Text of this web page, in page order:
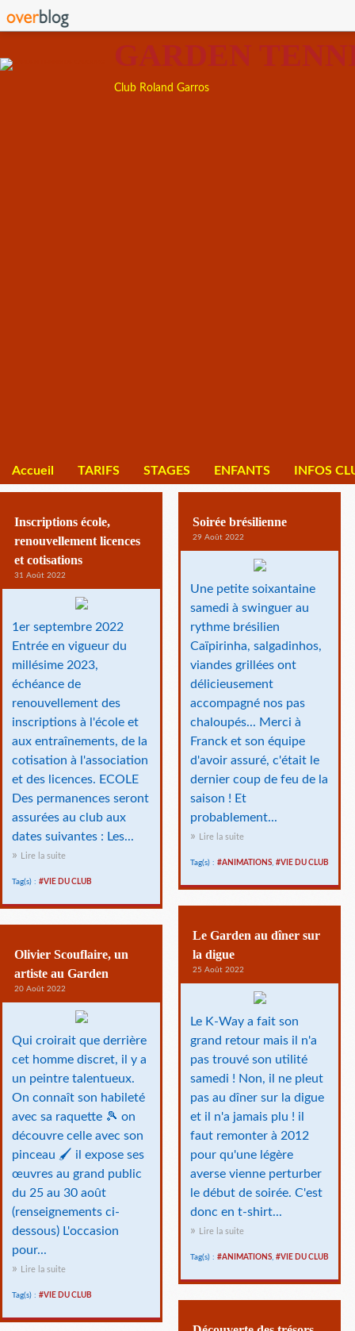
GARDEN
Club Roland Garros
Accueil TARIFS STAGES ENFANTS INFOS
Inscriptions école,
renouvellement licences
et cotisations
31 Août 2022
1er septembre 2022
Entrée en vigueur du
millésime 2023,
échéance de
renouvellement des
inscriptions à l'école et
aux entraînements, de la
cotisation à l'association
et des licences. ECOLE
Des permanences seront
assurées au club aux
dates suivantes : Les...
Lire la suite
Tag(s) : #VIE DU CLUB
Soirée brésilienne
29 Août 2022
Une petite soixantaine
samedi à swinguer au
rythme brésilien
Caïpirinha, salgadinhos,
viandes grillées ont
délicieusement
accompagné nos pas
chaloupés... Merci à
Franck et son équipe
d'avoir assuré, c'était le
dernier coup de feu de la
saison ! Et
probablement...
Lire la suite
Tag(s) : #ANIMATIONS, #VIE DU CLUB
Le Garden au dîner sur
la digue
25 Août 2022
Le K-Way a fait son
grand retour mais il n'a
pas trouvé son utilité
samedi ! Non, il ne pleut
pas au dîner sur la digue
et il n'a jamais plu ! il
faut remonter à 2012
pour qu'une légère
averse vienne perturber
le début de soirée. C'est
donc en t-shirt...
Lire la suite
Tag(s) : #ANIMATIONS, #VIE DU CLUB
Olivier Scouflaire, un
artiste au Garden
20 Août 2022
Qui croirait que derrière
cet homme discret, il y a
un peintre talentueux.
On connaît son habileté
avec sa raquette 🎾 on
découvre celle avec son
pinceau 🖌 il expose ses
œuvres au grand public
du 25 au 30 août
(renseignements ci-
dessous) L'occasion
pour...
Lire la suite
Tag(s) : #VIE DU CLUB